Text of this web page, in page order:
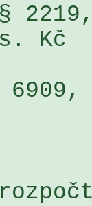
Kč